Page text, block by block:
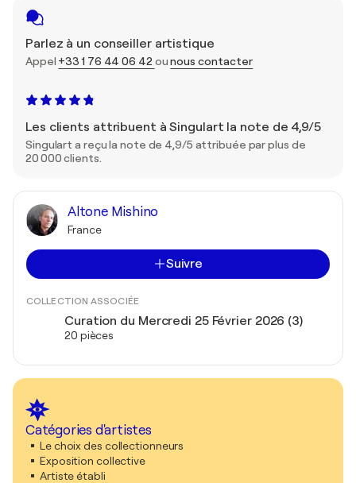
Parlez à un conseiller artistique
Appel +33 1 76 44 06 42 ounous contacter
Les clients attribuent à Singulart la note de 4,9/5
Singulart a reçu la note de 4,9/5 attribuée par plus de
20 000 clients.
Altone Mishino
France
Suivre
COLLECTION ASSOCIÉE
Curation du Mercredi 25 Février 2026 (3)
20 pièces
Catégories d'artistes
Le choix des collectionneurs
Exposition collective
Artiste établi